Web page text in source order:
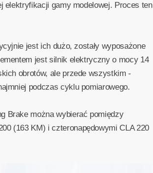
gamy modelowej. Proces ten
jest ich dużo, zostały wyposażone
jest silnik elektryczny o mocy 14
obrotów, ale przede wszystkim -
podczas cyklu pomiarowego.
Brake można wybierać pomiędzy
(163 KM) i czteronapędowymi CLA 220